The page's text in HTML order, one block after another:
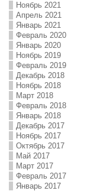
Ноябрь 2021
Апрель 2021
Январь 2021
Февраль 2020
Январь 2020
Ноябрь 2019
Февраль 2019
Декабрь 2018
Ноябрь 2018
Март 2018
Февраль 2018
Январь 2018
Декабрь 2017
Ноябрь 2017
Октябрь 2017
Май 2017
Март 2017
Февраль 2017
Январь 2017